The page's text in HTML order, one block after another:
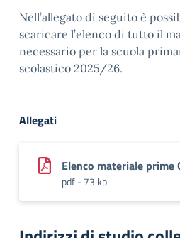
Nell’allegato di seguito è
scaricare l’elenco di tutto il
necessario per la scuola
scolastico 2025/26.
Allegati
Elenco materiale prime
pdf - 73 kb